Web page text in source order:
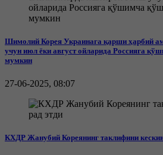
Шимолий Корея Украинага қарши ҳарбий
учун июл ёки август ойларида Россияга
мумкин
27-06-2025, 08:07
КХДР Жанубий Кореянинг таклифини